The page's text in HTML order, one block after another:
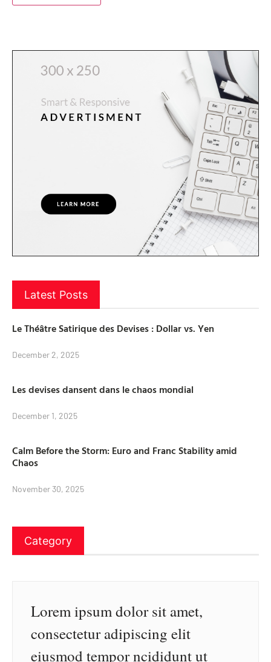
Latest Posts
Le Théâtre Satirique des Devises : Dollar vs. Yen
December 2, 2025
Les devises dansent dans le chaos mondial
December 1, 2025
Calm Before the Storm: Euro and Franc Stability amid
Chaos
November 30, 2025
Category
Lorem ipsum dolor sit amet,
consectetur adipiscing elit
eiusmod tempor ncididunt ut